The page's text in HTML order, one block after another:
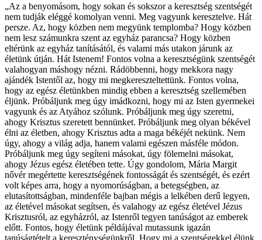
„Az a benyomásom, hogy sokan és sokszor a keresztség szentségét
nem tudják eléggé komolyan venni. Meg vagyunk keresztelve. Hát
persze. Az, hogy közben nem megyünk templomba? Hogy közben
nem lesz számunkra szent az egyház parancsa? Hogy közben
eltérünk az egyház tanításától, és valami más utakon járunk az
életünk útján. Hát Istenem! Fontos volna a keresztségünk szentségét
valahogyan máshogy nézni. Rádöbbenni, hogy mekkora nagy
ajándék Istentől az, hogy mi megkereszteltettünk. Fontos volna,
hogy az egész életünkben mindig ebben a keresztség szellemében
éljünk. Próbáljunk meg úgy imádkozni, hogy mi az Isten gyermekei
vagyunk és az Atyához szólunk. Próbáljunk meg úgy szeretni,
ahogy Krisztus szeretett bennünket. Próbáljunk meg olyan békével
élni az életben, ahogy Krisztus adta a maga békéjét nekünk. Nem
úgy, ahogy a világ adja, hanem valami egészen másféle módon.
Próbáljunk meg úgy segíteni másokat, úgy fölemelni másokat,
ahogy Jézus egész életében tette. Úgy gondolom, Mária Margit
nővér megértette keresztségének fontosságát és szentségét, és ezért
volt képes arra, hogy a nyomorúságban, a betegségben, az
elutasítottságban, mindenféle bajban mégis a lelkében derű legyen,
az életével másokat segítsen, és valahogy az egész életével Jézus
Krisztusról, az egyházról, az Istenről tegyen tanúságot az emberek
előtt. Fontos, hogy életünk példájával mutassunk igazán
tanúságtételt a kereszténységünkről. Hogy mi a szentségekkel élünk